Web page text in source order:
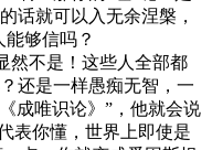
话就可以入无余涅槃，
够信吗？
然不是！这些人全部都
还是一样愚痴无智，一
成唯识论》”，他就会说
表你懂，世界上即使是